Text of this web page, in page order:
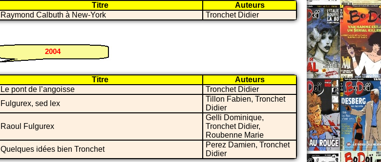
Titre
Auteurs
Raymond Calbuth à New-York Tronchet Didier
2004
Titre
Auteurs
Le pont de l’angoisse
Tronchet Didier
Fulgurex, sed lex
Tillon Fabien, Tronchet
Didier
Raoul Fulgurex
Gelli Dominique,
Tronchet Didier,
Roubenne Marie
Quelques idées bien Tronchet
Perez Damien, Tronchet
Didier